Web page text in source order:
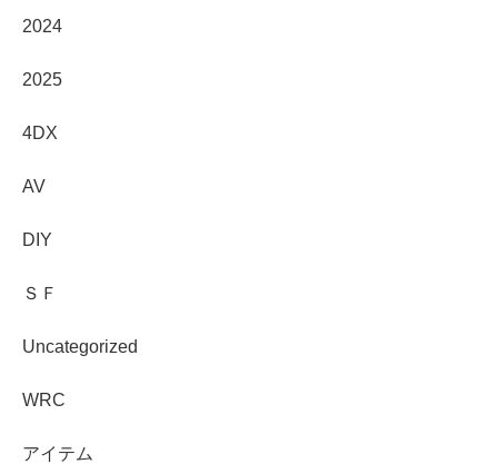
2024
2025
4DX
AV
DIY
ＳＦ
Uncategorized
WRC
アイテム